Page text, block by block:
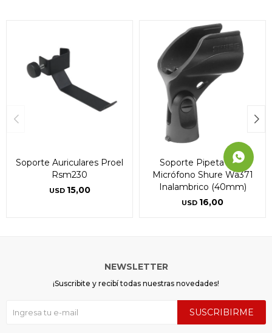
Soporte Auriculares Proel
Rsm230
USD 15,00
Soporte Pipeta Para
Micrófono Shure Wa371
Inalambrico (40mm)
USD 16,00
NEWSLETTER
¡Suscribite y recibí todas nuestras novedades!
SUSCRIBIRME